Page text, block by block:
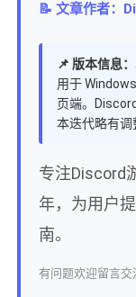
📝 文章作者：
📌 版本信息：
用于
页端。
本迭代略有调
专注Discord
年，为用户
南。
有问题欢迎留言交